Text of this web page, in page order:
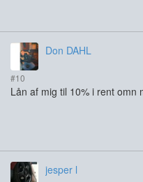
Don DAHL
#10
Lån af mig til 10% i rent omn
jesper l